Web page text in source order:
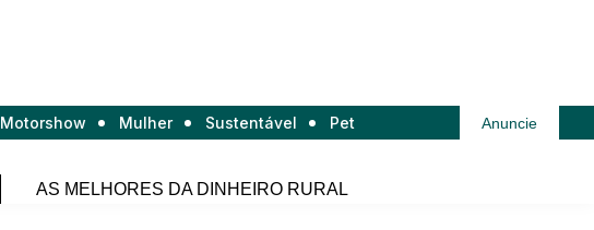
Motorshow Mulher Sustentável Pet Anuncie
AS MELHORES DA DINHEIRO RURAL